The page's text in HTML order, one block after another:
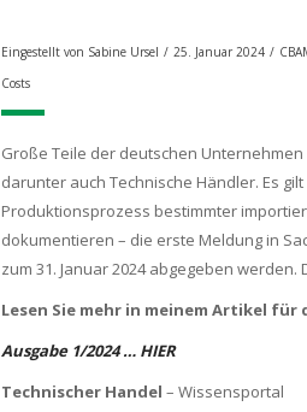
Eingestellt von Sabine Ursel / 25. Januar 2024 /
Costs
Große Teile der deutschen
darunter auch Technische Händler. Es
Produktionsprozess bestimmter
dokumentieren – die erste Meldung in
zum 31. Januar 2024 abgegeben
Lesen Sie mehr in meinem Artikel für
Ausgabe 1/2024 … HIER
Technischer Handel – Wissensportal